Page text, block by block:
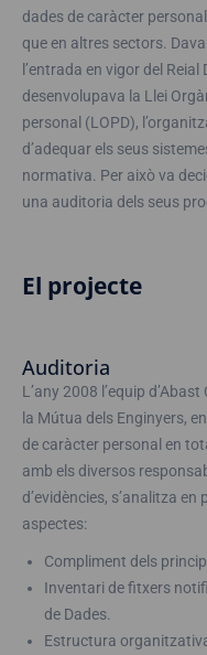
dades de caràcter
que en altres sectors.
l’entrada en vigor del
desenvolupava la Llei
personal (LOPD),
d’adequar els seus
normativa. Per això va
una auditoria dels seus
El projecte
Auditoria
L’any 2008 l’equip
la Mútua dels Enginyers,
de caràcter personal en
amb els diversos
d’evidències, s’analitza
aspectes:
Compliment dels
Inventari de fitxers
de Dades.
Estructura